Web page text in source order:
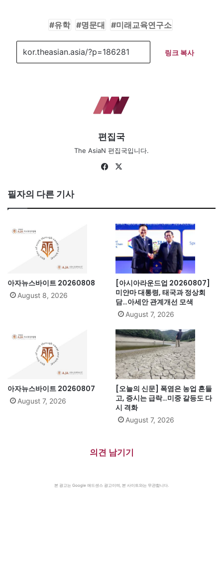
유학 명문대 미래교육연구소
링크 복사
편집국
The AsiaN 편집국입니다.
Fa
필자의 다른 기사
아자뉴스바이트 20260808
August 8, 2026
[아시아라운드업 20260807]
미얀마 대통령, 태국과 정상회
담…아세안 관계개선 모색
August 7, 2026
아자뉴스바이트 20260807
August 7, 2026
[오늘의 신문] 폭염은 농업 흔들
고, 증시는 급락…미중 갈등도 다
시 격화
August 7, 2026
의견 남기기
본 광고는 Google 애드센스 광고이며, 본 사이트와는 무관합니다.